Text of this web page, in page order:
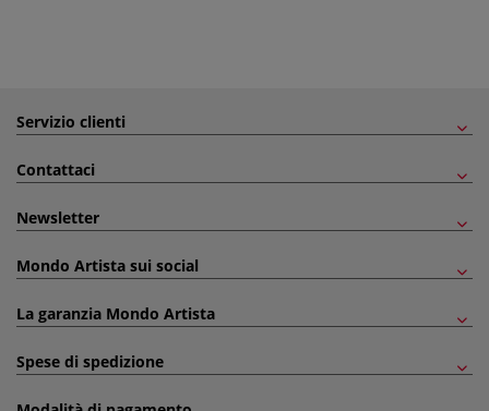
Servizio clienti
Contattaci
Newsletter
Mondo Artista sui social
La garanzia Mondo Artista
Spese di spedizione